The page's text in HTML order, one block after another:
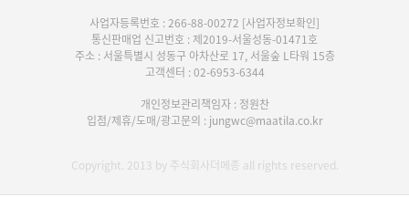
사업자등록번호 : 266-88-00272 [사업자정보확인]
통신판매업 신고번호 : 제2019-서울성동-01471호
주소 : 서울특별시 성동구 아차산로 17, 서울숲 L타워 15층
고객센터 : 02-6953-6344
개인정보관리책임자 : 정원찬
입점/제휴/도매/광고문의 : jungwc@maatila.co.kr
Copyright. 2013 by 주식회사더메종 all rights reserved.